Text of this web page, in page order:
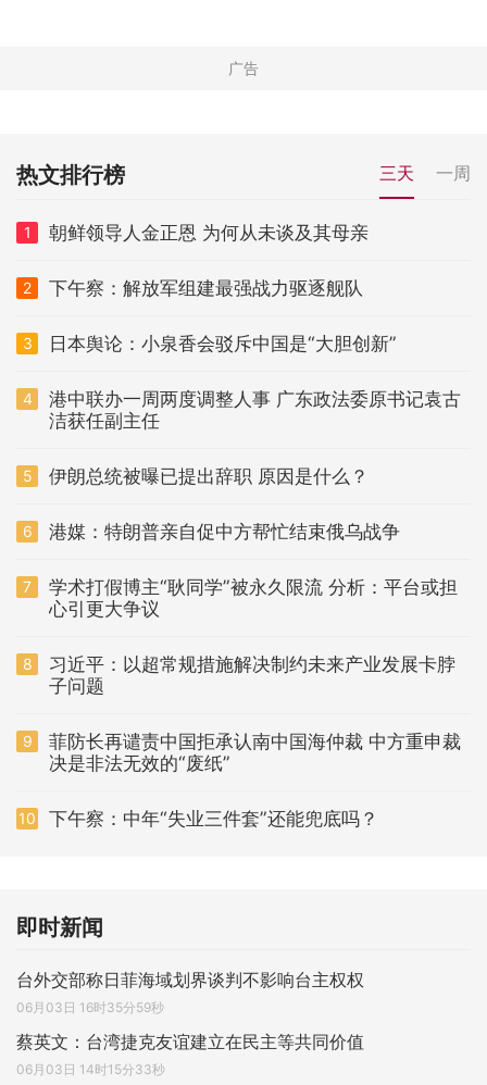
热文排行榜 三天 一周
1 朝鲜领导人金正恩 为何从未谈及其母亲
2 下午察：解放军组建最强战力驱逐舰队
3 日本舆论：小泉香会驳斥中国是“大胆创新”
4
港中联办一周两度调整人事 广东政法委原书记袁古
洁获任副主任
5 伊朗总统被曝已提出辞职 原因是什么？
6 港媒：特朗普亲自促中方帮忙结束俄乌战争
7
学术打假博主“耿同学”被永久限流 分析：平台或担
心引更大争议
8
习近平：以超常规措施解决制约未来产业发展卡脖
子问题
9
菲防长再谴责中国拒承认南中国海仲裁 中方重申裁
决是非法无效的“废纸”
10 下午察：中年“失业三件套”还能兜底吗？
即时新闻
台外交部称日菲海域划界谈判不影响台主权权
06月03日 16时35分59秒
蔡英文：台湾捷克友谊建立在民主等共同价值
06月03日 14时15分33秒